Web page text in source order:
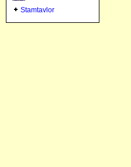
Stamtavlor